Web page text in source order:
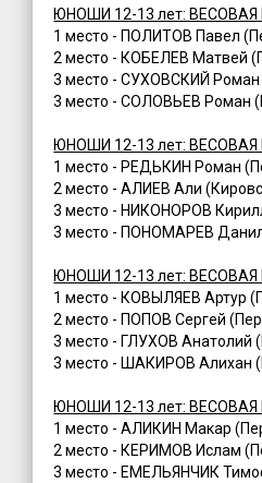
ЮНОШИ 12-13 лет: ВЕСОВАЯ
1 место - ПОЛИТОВ Павел
2 место - КОБЕЛЕВ Матвей
3 место - СУХОВСКИЙ Роман
3 место - СОЛОВЬЕВ Роман
ЮНОШИ 12-13 лет: ВЕСОВАЯ
1 место - РЕДЬКИН Роман
2 место - АЛИЕВ Али
3 место - НИКОНОРОВ
3 место - ПОНОМАРЕВ
ЮНОШИ 12-13 лет: ВЕСОВАЯ
1 место - КОВЫЛЯЕВ Артур
2 место - ПОПОВ Сергей
3 место - ГЛУХОВ Анатолий
3 место - ШАКИРОВ Алихан
ЮНОШИ 12-13 лет: ВЕСОВАЯ
1 место - АЛИКИН Макар
2 место - КЕРИМОВ Ислам
3 место - ЕМЕЛЬЯНЧИК